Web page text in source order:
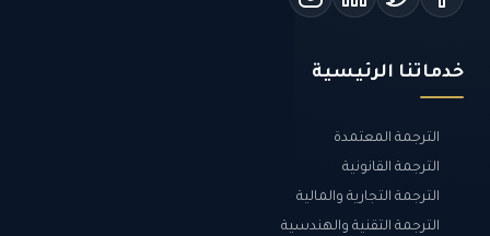
خدماتنا الرئيسية
الترجمة المعتمدة
الترجمة القانونية
الترجمة التجارية والمالية
الترجمة التقنية والهندسية